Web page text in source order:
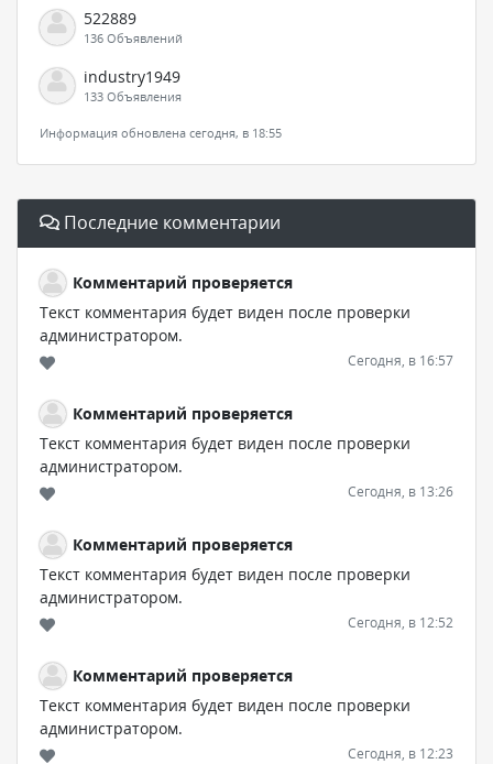
522889
136 Объявлений
industry1949
133 Объявления
Информация обновлена сегодня, в 18:55
Последние комментарии
Комментарий проверяется
Текст комментария будет виден после проверки
администратором.
Сегодня, в 16:57
Комментарий проверяется
Текст комментария будет виден после проверки
администратором.
Сегодня, в 13:26
Комментарий проверяется
Текст комментария будет виден после проверки
администратором.
Сегодня, в 12:52
Комментарий проверяется
Текст комментария будет виден после проверки
администратором.
Сегодня, в 12:23